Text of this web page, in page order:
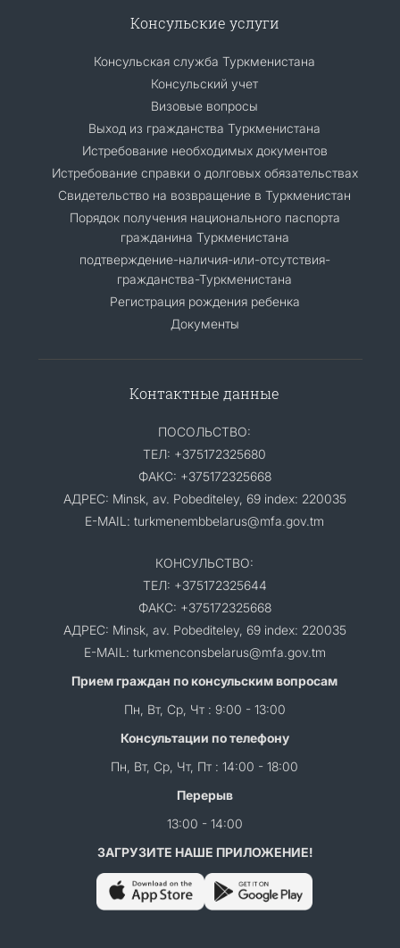
Консульские услуги
Консульская служба Туркменистана
Консульский учет
Визовые вопросы
Выход из гражданства Туркменистана
Истребование необходимых документов
Истребование справки о долговых обязательствах
Свидетельство на возвращение в Туркменистан
Порядок получения национального паспорта
гражданина Туркменистана
подтверждение-наличия-или-отсутствия-
гражданства-Туркменистана
Регистрация рождения ребенка
Документы
Контактные данные
ПОСОЛЬСТВО:
ТЕЛ: +375172325680
ФАКС: +375172325668
АДРЕС: Minsk, av. Pobediteley, 69 index: 220035
E-MAIL: turkmenembbelarus@mfa.gov.tm
КОНСУЛЬСТВО:
ТЕЛ: +375172325644
ФАКС: +375172325668
АДРЕС: Minsk, av. Pobediteley, 69 index: 220035
E-MAIL: turkmenconsbelarus@mfa.gov.tm
Прием граждан по консульским вопросам
Пн, Вт, Ср, Чт : 9:00 - 13:00
Консультации по телефону
Пн, Вт, Ср, Чт, Пт : 14:00 - 18:00
Перерыв
13:00 - 14:00
ЗАГРУЗИТЕ НАШЕ ПРИЛОЖЕНИЕ!